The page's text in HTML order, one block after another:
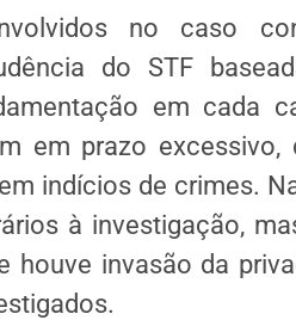
no caso
do STF
em cada
em prazo
indícios de crimes.
à investigação,
houve invasão da